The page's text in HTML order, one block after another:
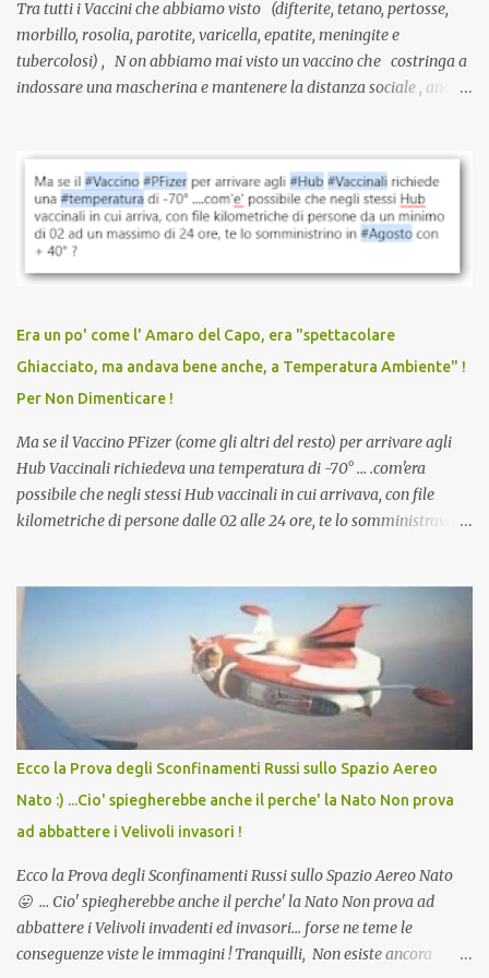
Tra tutti i Vaccini che abbiamo visto (difterite, tetano, pertosse,
morbillo, rosolia, parotite, varicella, epatite, meningite e
tubercolosi) , N on abbiamo mai visto un vaccino che costringa a
indossare una mascherina e mantenere la distanza sociale , anche
vaccinazione. Non avevamo mai sentito parlare di ricompense,
sconti, incentivi per vaccinarsi. Non avevamo mai visto
discriminazioni per coloro che non l’hanno fatto. Se non sei stato
vaccinato, nessuno aveva prima cercato di farti sentire una
persona cattiva. Non avevamo mai visto un vaccino che minacci le
vaccino usato per minacciare i mezzi di sussistenza, il lavoro o la
scuola. Non avevamo mai visto un vaccino che permettesse a un
dodicenne di ignorare il consenso dei genitori. Dopo tutti i vaccini
che abbiamo elencato sopra...
Era un po' come l' Amaro del Capo, era "spettacolare
Ghiacciato, ma andava bene anche, a Temperatura Ambiente" !
Per Non Dimenticare !
Ma se il Vaccino PFizer (come gli altri del resto) per arrivare agli
Hub Vaccinali richiedeva una temperatura di -70° ... .com'era
possibile che negli stessi Hub vaccinali in cui arrivava, con file
kilometriche di persone dalle 02 alle 24 ore, te lo somministravano
Vaccino come: l' Amaro del Capo, era "spettacolare Ghiacciato, ma
andava bene anche, a Temperatura Ambiente"! Riproponiamo
l'articolo per NON Dimenticare!
Ecco la Prova degli Sconfinamenti Russi sullo Spazio Aereo
Nato :) ...Cio' spiegherebbe anche il perche' la Nato Non prova
ad abbattere i Velivoli invasori !
Ecco la Prova degli Sconfinamenti Russi sullo Spazio Aereo Nato
😛 ... Cio' spiegherebbe anche il perche' la Nato Non prova ad
abbattere i Velivoli invadenti ed invasori... forse ne teme le
conseguenze viste le immagini ! Tranquilli, Non esiste ancora